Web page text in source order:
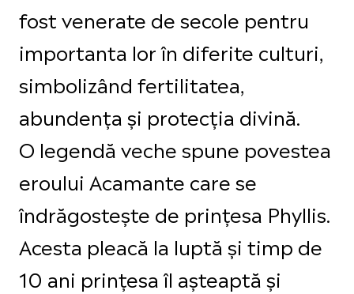
fost venerate de secole pentru
importanta lor în diferite culturi,
simbolizând fertilitatea,
abundența și protecția divină.
O legendă veche spune povestea
eroului Acamante care se
îndrăgostește de prințesa Phyllis.
Acesta pleacă la luptă și timp de
10 ani prințesa îl așteaptă și